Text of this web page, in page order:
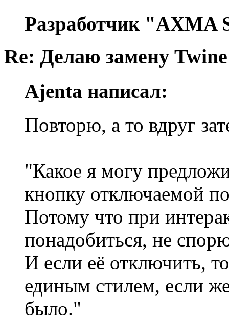
Разработчик "AXMA
Re: Делаю замену
Ajenta написал:
Повторю, а то вдруг
"Какое я могу
кнопку отключаемой
Потому что при
понадобиться, не
И если её отключить,
единым стилем, если
было."